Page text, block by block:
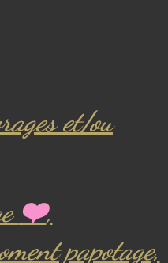
et/ou
❤️,
papotage,